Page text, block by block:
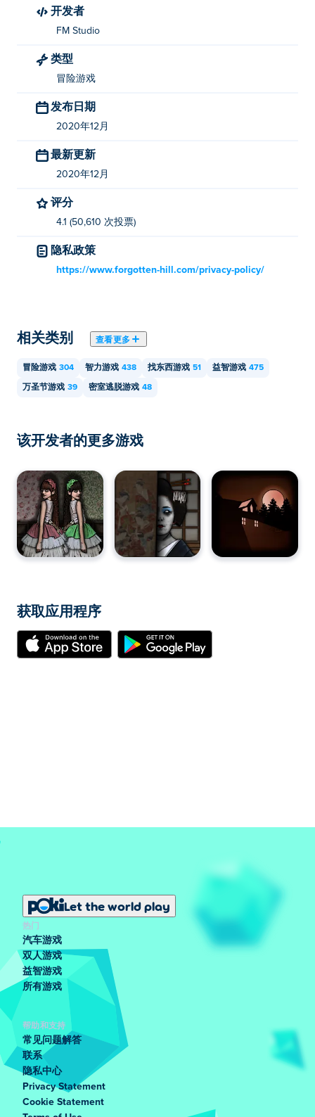
开发者
FM Studio
类型
冒险游戏
发布日期
2020年12月
最新更新
2020年12月
评分
4.1 (50,610 次投票)
隐私政策
https://www.forgotten-hill.com/privacy-policy/
相关类别 查看更多
冒险游戏 304 智力游戏 438 找东西游戏 51 益智游戏 475
万圣节游戏 39 密室逃脱游戏 48
该开发者的更多游戏
获取应用程序
Let the world play
热门
汽车游戏
双人游戏
益智游戏
所有游戏
帮助和支持
常见问题解答
联系
隐私中心
Privacy Statement
Cookie Statement